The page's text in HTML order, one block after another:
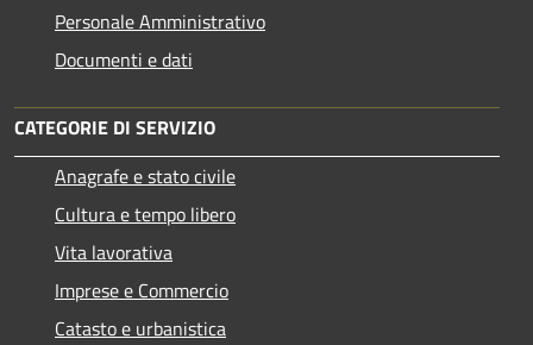
Personale Amministrativo
Documenti e dati
CATEGORIE DI SERVIZIO
Anagrafe e stato civile
Cultura e tempo libero
Vita lavorativa
Imprese e Commercio
Catasto e urbanistica